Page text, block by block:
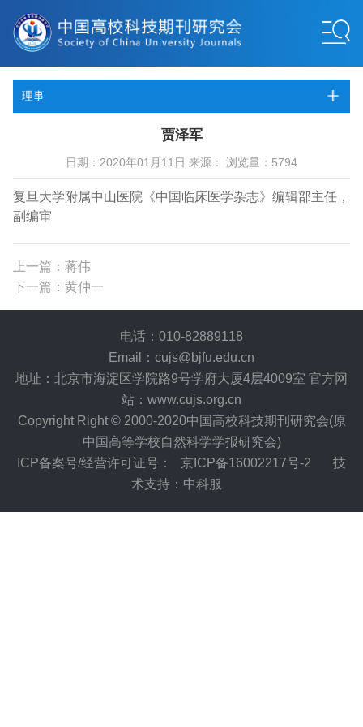
理事
贾泽军
日期：2020年01月11日 来源： 浏览量：5794
复旦大学附属中山医院《中国临床医学杂志》编辑部主任，
副编审
上一篇：蒋伟
下一篇：黄仲一
电话：010-82889118
Email：cujs@bjfu.edu.cn
地址：北京市海淀区学院路9号学府大厦4层4009室 官方网
站：www.cujs.org.cn
Copyright Right © 2000-2020中国高校科技期刊研究会(原
中国高等学校自然科学学报研究会)
ICP备案号/经营许可证号：
京ICP备16002217号-2
技
术支持：中科服